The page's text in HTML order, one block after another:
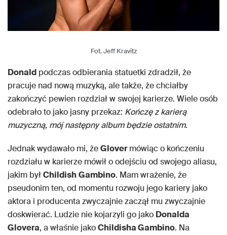
Fot. Jeff Kravitz
Donald podczas odbierania statuetki zdradził, że
pracuje nad nową muzyką, ale także, że chciałby
zakończyć pewien rozdział w swojej karierze. Wiele osób
odebrało to jako jasny przekaz: Kończę z karierą
muzyczną, mój następny album będzie ostatnim.
Jednak wydawało mi, żeGlovermówiąc o kończeniu
rozdziału w karierze mówił o odejściu od swojego aliasu,
jakim byłChildishGambino. Mam wrażenie, że
pseudonim ten, od momentu rozwoju jego kariery jako
aktora i producenta zwyczajnie zaczął mu zwyczajnie
doskwierać. Ludzie nie kojarzyli go jako Donalda
Glovera, a właśnie jakoChildisha Gambino. Na